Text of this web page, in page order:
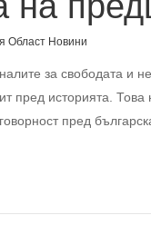
Област Новини
за свободата и
пред историята.
пред